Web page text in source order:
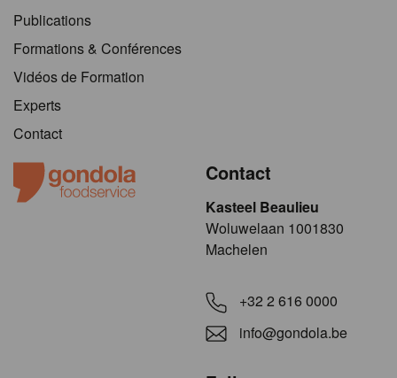
Publications
Formations & Conférences
Vidéos de Formation
Experts
Contact
Contact
Kasteel Beaulieu
​​​Woluwelaan 1001830
Machelen
+32 2 616 0000
info@gondola.be